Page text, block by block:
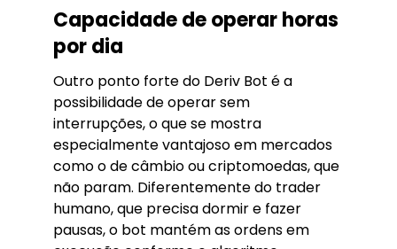
Capacidade de operar horas
por dia
Outro ponto forte do Deriv Bot é a
possibilidade de operar sem
interrupções, o que se mostra
especialmente vantajoso em mercados
como o de câmbio ou criptomoedas, que
não param. Diferentemente do trader
humano, que precisa dormir e fazer
pausas, o bot mantém as ordens em